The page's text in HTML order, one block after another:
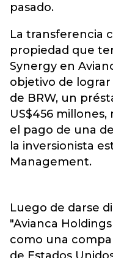
pasado.
La transferencia
propiedad que
Synergy en
objetivo de
de BRW, un
US$456
el pago de una
la inversionista
Management.
Luego de darse
"Avianca
como una